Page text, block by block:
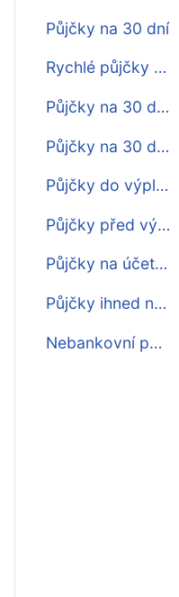
Půjčky na 30 dní
Rychlé půjčky na 30 dní
Půjčky na 30 dní online
Půjčky na 30 dní na účtě
Půjčky do výplaty na 30 dní
Půjčky před výplatou na 30 dní
Půjčky na účet na 30 dní
Půjčky ihned na 30 dní
Nebankovní půjčky na 30 dní